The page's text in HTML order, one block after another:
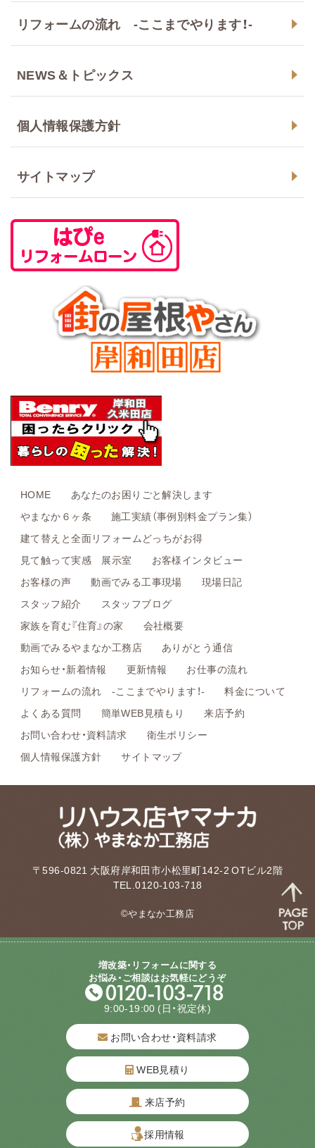
リフォームの流れ -ここまでやります！-
NEWS＆トピックス
個人情報保護方針
サイトマップ
HOME
あなたのお困りごと解決します
やまなか６ヶ条
施工実績（事例別料金プラン集）
建て替えと全面リフォームどっちがお得
見て触って実感 展示室
お客様インタビュー
お客様の声
動画でみる工事現場
現場日記
スタッフ紹介
スタッフブログ
家族を育む『住育』の家
会社概要
動画でみるやまなか工務店
ありがとう通信
お知らせ・新着情報
更新情報
お仕事の流れ
リフォームの流れ -ここまでやります！-
料金について
よくある質問
簡単WEB見積もり
来店予約
お問い合わせ・資料請求
衛生ポリシー
個人情報保護方針
サイトマップ
〒596-0821 大阪府岸和田市小松里町142-2 OTビル2階
TEL.0120-103-718
©やまなか工務店
増改築・リフォームに関する
お悩み・ご相談はお気軽にどうぞ
9:00-19:00 (日・祝定休)
お問い合わせ・資料請求
WEB見積り
来店予約
採用情報